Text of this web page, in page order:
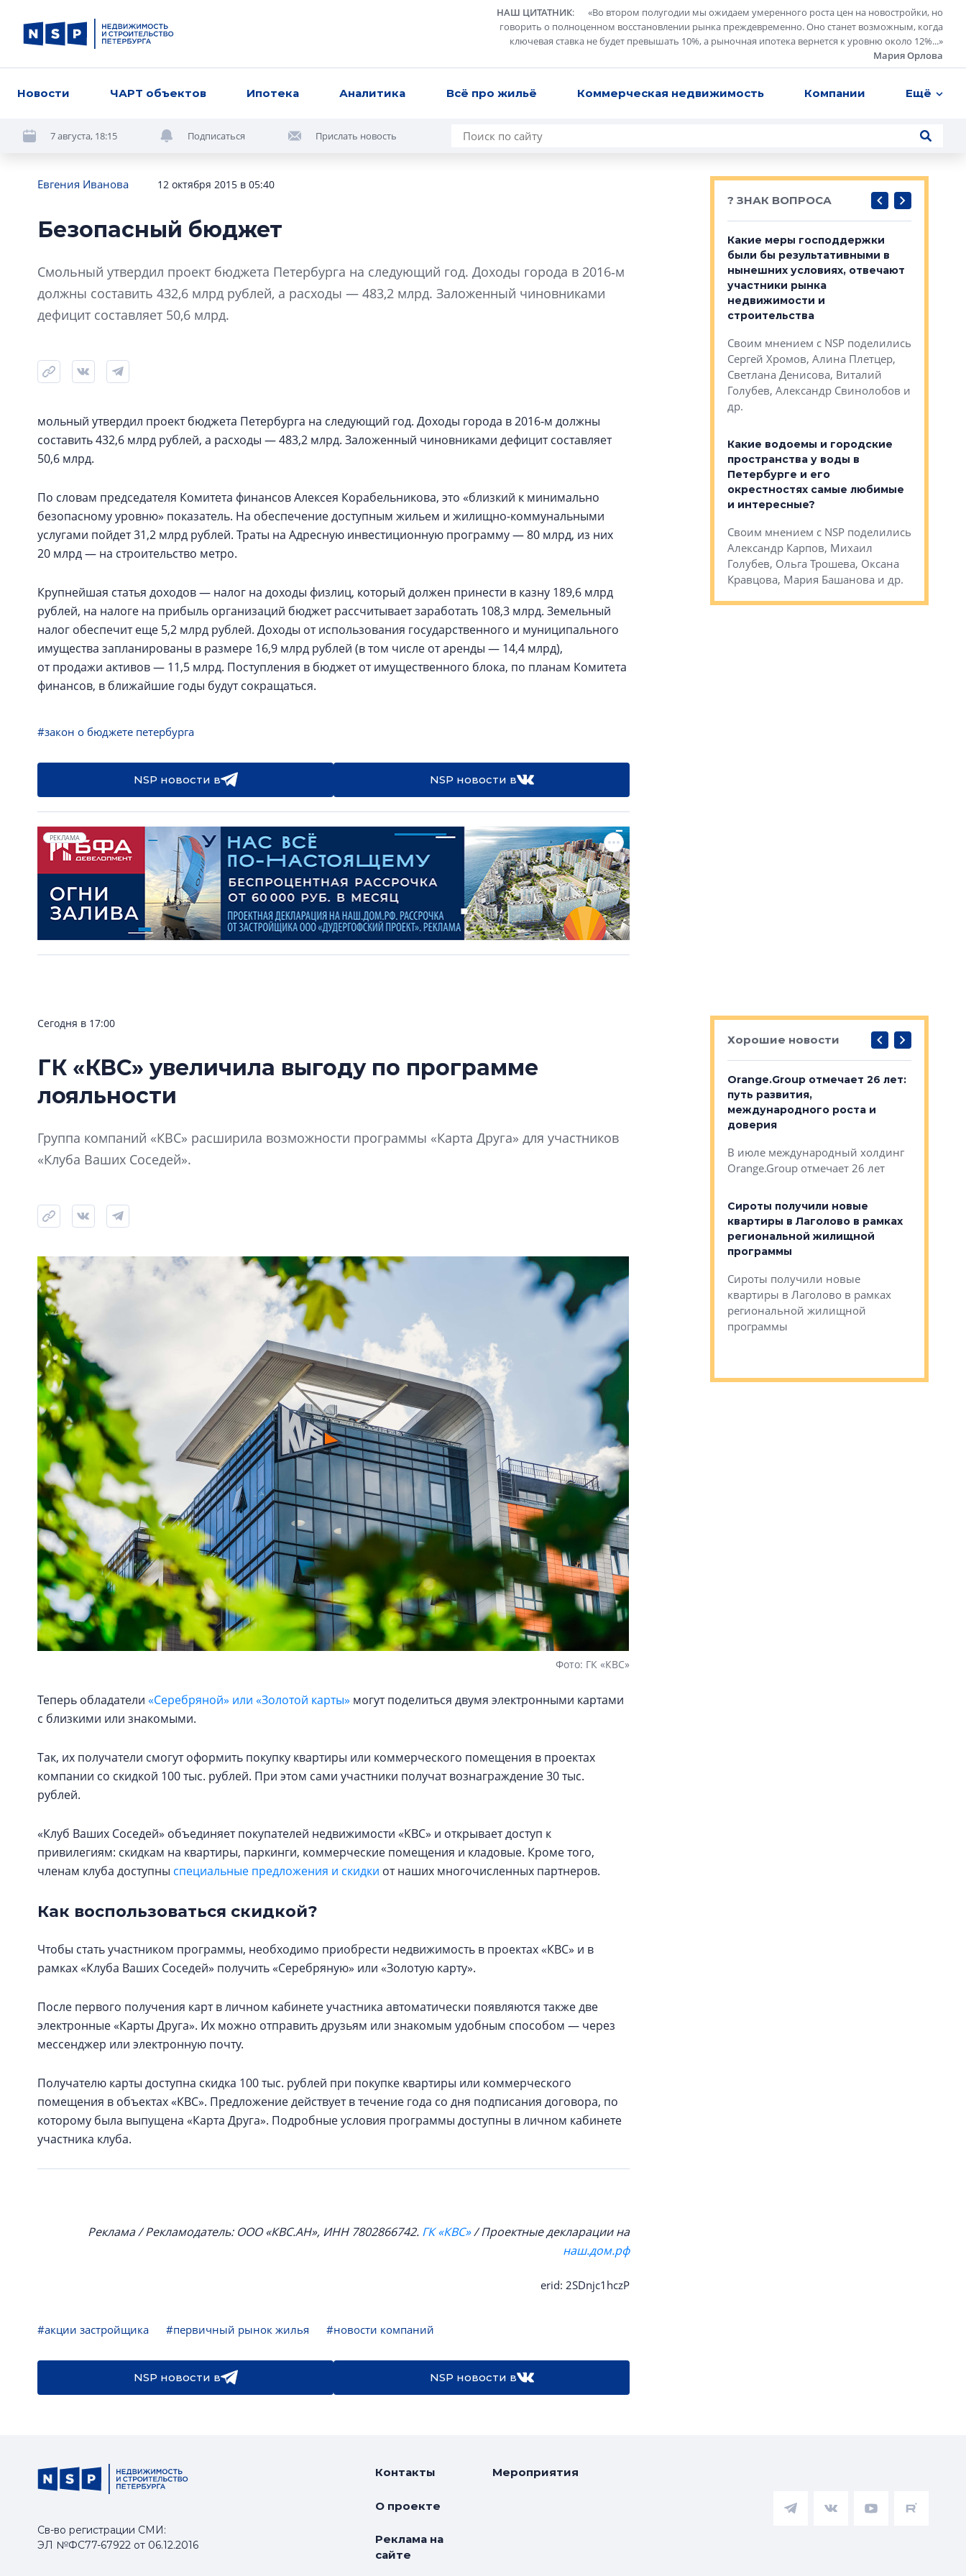
НАШ ЦИТАТНИК: «Во втором полугодии мы ожидаем умеренного роста цен на новостройки, но
говорить о полноценном восстановлении рынка преждевременно. Оно станет возможным, когда
ключевая ставка не будет превышать 10%, а рыночная ипотека вернется к уровню около 12%...»
Мария Орлова
Новости ЧАРТ объектов Ипотека Аналитика Всё про жильё Коммерческая недвижимость Компании Ещё
7 августа, 18:15 Подписаться Прислать новость
Евгения Иванова 12 октября 2015 в 05:40
Безопасный бюджет
Смольный утвердил проект бюджета Петербурга на следующий год. Доходы города в 2016‑м
должны составить 432,6 млрд рублей, а расходы — 483,2 млрд. Заложенный чиновниками
дефицит составляет 50,6 млрд.
мольный утвердил проект бюджета Петербурга на следующий год. Доходы города в 2016‑м должны
составить 432,6 млрд рублей, а расходы — 483,2 млрд. Заложенный чиновниками дефицит составляет
50,6 млрд.
По словам председателя Комитета финансов Алексея Корабельникова, это «близкий к минимально
безопасному уровню» показатель. На обеспечение доступным жильем и жилищно-коммунальными
услугами пойдет 31,2 млрд рублей. Траты на Адресную инвестиционную программу — 80 млрд, из них
20 млрд — на строительство метро.
Крупнейшая статья доходов — налог на доходы физлиц, который должен принести в казну 189,6 млрд
рублей, на налоге на прибыль организаций бюджет рассчитывает заработать 108,3 млрд. Земельный
налог обеспечит еще 5,2 млрд рублей. Доходы от использования государственного и муниципального
имущества запланированы в размере 16,9 млрд рублей (в том числе от аренды — 14,4 млрд),
от продажи активов — 11,5 млрд. Поступления в бюджет от имущественного блока, по планам Комитета
финансов, в ближайшие годы будут сокращаться.
#закон о бюджете петербурга
NSP новости в NSP новости в
РЕКЛАМА
? ЗНАК ВОПРОСА
рынка?
Разрыв цен между первичкой и
Какие наиболее востребованы
специальности и компетенции
Своим мнением с NSP поделились
Валентина Калинина, Анжелика
Альшаева, Александр
Какие меры господдержки
были бы результативными в
нынешних условиях, отвечают
участники рынка
недвижимости и
строительства
Своим мнением с NSP поделились
Сергей Хромов, Алина Плетцер,
Светлана Денисова, Виталий
Голубев, Александр Свинолобов и
др.
Какие водоемы и городские
пространства у воды в
Петербурге и его
окрестностях самые любимые
и интересные?
Своим мнением с NSP поделились
Александр Карпов, Михаил
Голубев, Ольга Трошева, Оксана
Кравцова, Мария Башанова и др.
Сегодня в 17:00
ГК «КВС» увеличила выгоду по программе
лояльности
Группа компаний «КВС» расширила возможности программы «Карта Друга» для участников
«Клуба Ваших Соседей».
Фото: ГК «КВС»
Теперь обладатели «Серебряной» или «Золотой карты» могут поделиться двумя электронными картами
с близкими или знакомыми.
Так, их получатели смогут оформить покупку квартиры или коммерческого помещения в проектах
компании со скидкой 100 тыс. рублей. При этом сами участники получат вознаграждение 30 тыс.
рублей.
«Клуб Ваших Соседей» объединяет покупателей недвижимости «КВС» и открывает доступ к
привилегиям: скидкам на квартиры, паркинги, коммерческие помещения и кладовые. Кроме того,
членам клуба доступны специальные предложения и скидки от наших многочисленных партнеров.
Как воспользоваться скидкой?
Чтобы стать участником программы, необходимо приобрести недвижимость в проектах «КВС» и в
рамках «Клуба Ваших Соседей» получить «Серебряную» или «Золотую карту».
После первого получения карт в личном кабинете участника автоматически появляются также две
электронные «Карты Друга». Их можно отправить друзьям или знакомым удобным способом — через
мессенджер или электронную почту.
Получателю карты доступна скидка 100 тыс. рублей при покупке квартиры или коммерческого
помещения в объектах «КВС». Предложение действует в течение года со дня подписания договора, по
которому была выпущена «Карта Друга». Подробные условия программы доступны в личном кабинете
участника клуба.
Реклама / Рекламодатель: ООО «КВС.АН», ИНН 7802866742. ГК «КВС»/ Проектные декларации на
наш.дом.рф
erid: 2SDnjc1hczP
#акции застройщика #первичный рынок жилья #новости компаний
NSP новости в NSP новости в
Хорошие новости
девятый сезон творческого
В Красногвардейском районе
Петербурга появился еще один
центр совмещенного образования
Orange.Group отмечает 26 лет:
путь развития,
международного роста и
доверия
В июле международный холдинг
Orange.Group отмечает 26 лет
Сироты получили новые
квартиры в Лаголово в рамках
региональной жилищной
программы
Сироты получили новые
квартиры в Лаголово в рамках
региональной жилищной
программы
Св-во регистрации СМИ:
ЭЛ №ФС77-67922 от 06.12.2016
Контакты
О проекте
Реклама на
сайте
Мероприятия